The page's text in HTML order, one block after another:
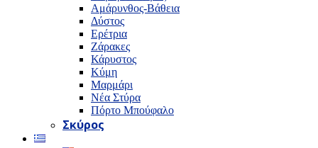
Αμάρυνθος-Βάθεια
Δύστος
Ερέτρια
Ζάρακες
Κάρυστος
Κύμη
Μαρμάρι
Νέα Στύρα
Πόρτο Μπούφαλο
Σκύρος